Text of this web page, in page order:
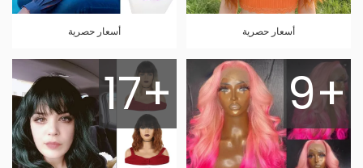
أسعار حصرية أسعار حصرية
9+
17+